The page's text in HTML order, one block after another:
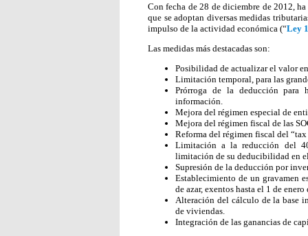
Con fecha de 28 de diciembre de 2012,
que se adoptan diversas medidas
impulso de la actividad económica (“Ley
Las medidas más destacadas son:
Posibilidad de actualizar el valor
Limitación temporal, para las
Prórroga de la deducción para
información.
Mejora del régimen especial de
Mejora del régimen fiscal de las
Reforma del régimen fiscal del “tax
Limitación a la reducción del
limitación de su deducibilidad en
Supresión de la deducción por
Establecimiento de un gravamen
de azar, exentos hasta el 1 de enero
Alteración del cálculo de la base
de viviendas.
Integración de las ganancias de